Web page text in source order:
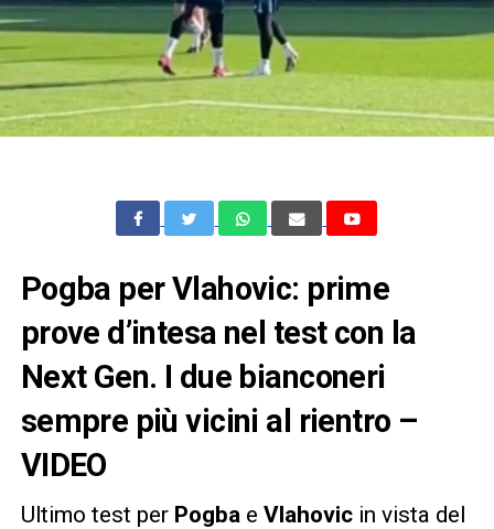
Pogba per Vlahovic: prime
prove d’intesa nel test con la
Next Gen. I due bianconeri
sempre più vicini al rientro –
VIDEO
Ultimo test per Pogba e Vlahovic in vista del